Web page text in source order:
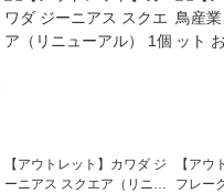
【アウトレット】カワダ ジ
ーニアス スクエア（リニュ
【アウ
フレー